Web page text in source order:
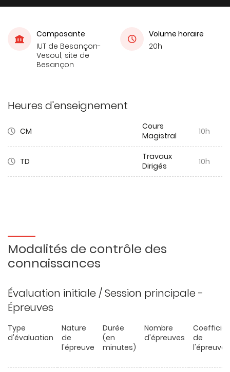
Composante
IUT de Besançon-
Vesoul, site de
Besançon
Volume horaire
20h
Heures d'enseignement
CM
Cours
Magistral
10h
TD
Travaux
Dirigés
10h
Modalités de contrôle des
connaissances
Évaluation initiale / Session principale -
Épreuves
Type
d'évaluation
Nature
de
l'épreuve
Durée
(en
minutes)
Nombre
d'épreuves
de
l'épreuve